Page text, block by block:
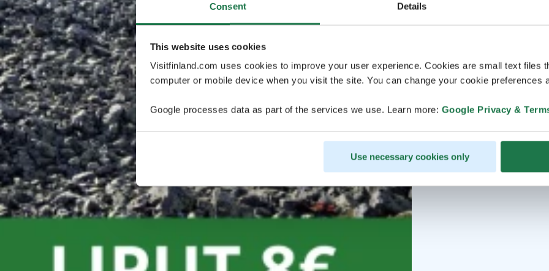
Consent Details
This website uses cookies
Visitfinland.com uses cookies to improve your user experience. Cookies are small text files
computer or mobile device when you visit the site. You can change your cookie preferences
Google processes data as part of the services we use. Learn more: Google Privacy &
Use necessary cookies only